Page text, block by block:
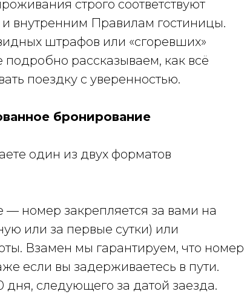
строго соответствуют
внутренним Правилам гостиницы.
штрафов или «сгоревших»
подробно рассказываем, как всё
поездку с уверенностью.
бронирование
один из двух форматов
номер закрепляется за вами на
или за первые сутки) или
Взамен мы гарантируем, что номер
если вы задерживаетесь в пути.
дня, следующего за датой заезда.